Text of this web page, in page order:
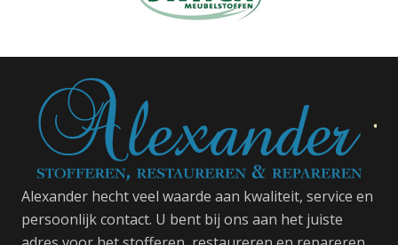
Alexander hecht veel waarde aan kwaliteit, service en
persoonlijk contact. U bent bij ons aan het juiste